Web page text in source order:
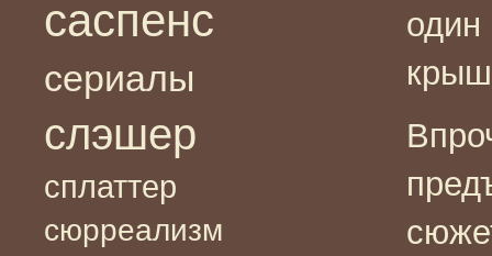
саспенс
сериалы
слэшер
сплаттер
сюрреализм
один